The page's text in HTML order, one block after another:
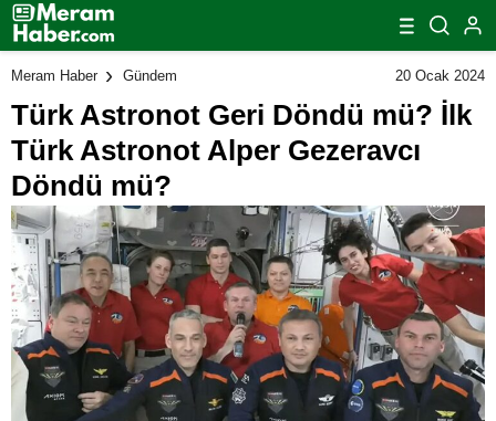
Meram Haber Gündem 20 Ocak 2024
Türk Astronot Geri Döndü mü? İlk
Türk Astronot Alper Gezeravcı
Döndü mü?